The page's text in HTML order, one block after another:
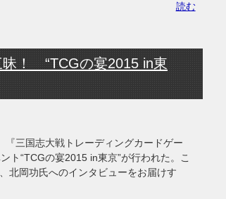
読む
昧！ “TCGの宴2015 in東
三国志大戦トレーディングカードゲー
ト“TCGの宴2015 in東京”が行われた。こ
北岡功氏へのインタビューをお届けす